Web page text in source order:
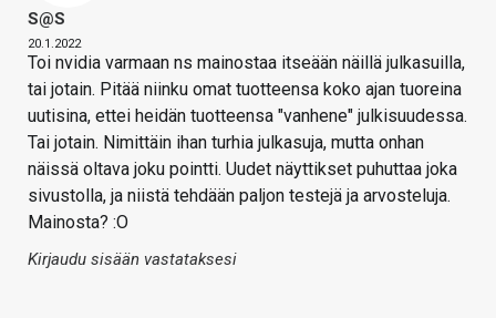
S@s
20.1.2022
Toi nvidia varmaan ns mainostaa itseään näillä julkasuilla,
tai jotain. Pitää niinku omat tuotteensa koko ajan tuoreina
uutisina, ettei heidän tuotteensa "vanhene" julkisuudessa.
Tai jotain. Nimittäin ihan turhia julkasuja, mutta onhan
näissä oltava joku pointti. Uudet näyttikset puhuttaa joka
sivustolla, ja niistä tehdään paljon testejä ja arvosteluja.
Mainosta? :O
Kirjaudu sisään vastataksesi